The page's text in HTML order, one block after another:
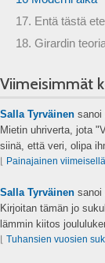
17. Entä tästä
18. Girardin
Viimeisimmät
Salla Tyrväinen sanoi
Mietin uhriverta, jota
siinä, että veri, olipa
⌊ Painajainen
Salla Tyrväinen sanoi
Kirjoitan tämän jo
lämmin kiitos
⌊ Tuhansien vuosien